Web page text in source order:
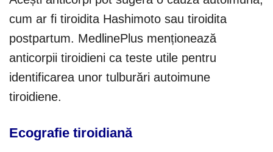
cum ar fi tiroidita Hashimoto sau tiroidita
postpartum. MedlinePlus menționează
anticorpii tiroidieni ca teste utile pentru
identificarea unor tulburări autoimune
tiroidiene.
Ecografie tiroidiană